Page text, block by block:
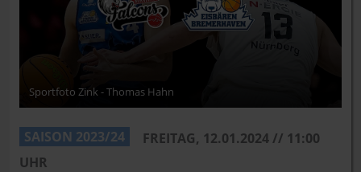
Sportfoto Zink - Thomas Hahn
SAISON 2023/24
FREITAG, 12.01.2024 // 11:00
UHR